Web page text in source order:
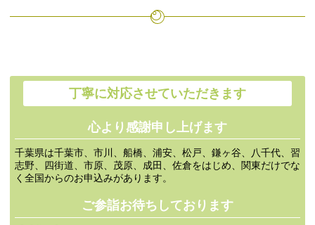
丁寧に対応させていただきます
心より感謝申し上げます
千葉県は千葉市、市川、船橋、浦安、松戸、鎌ヶ谷、八千代、習
志野、四街道、市原、茂原、成田、佐倉をはじめ、関東だけでな
く全国からのお申込みがあります。
ご参詣お待ちしております